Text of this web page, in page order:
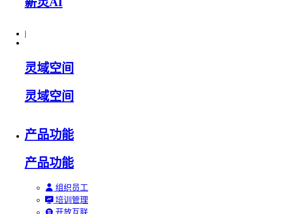
|
灵域空间
灵域空间
产品功能
产品功能
组织员工
培训管理
开放互联